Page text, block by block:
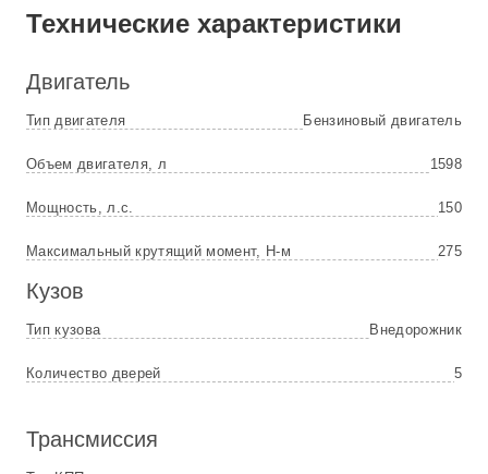
Технические характеристики
Двигатель
Тип двигателя Бензиновый двигатель
Объем двигателя, л 1598
Мощность, л.с. 150
Максимальный крутящий момент, Н-м 275
Кузов
Тип кузова Внедорожник
Количество дверей 5
Трансмиссия